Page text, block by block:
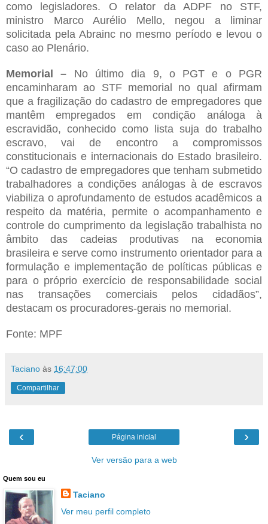
como legisladores. O relator da ADPF no STF,
ministro Marco Aurélio Mello, negou a liminar
solicitada pela Abrainc no mesmo período e levou o
caso ao Plenário.
Memorial – No último dia 9, o PGT e o PGR
encaminharam ao STF memorial no qual afirmam
que a fragilização do cadastro de empregadores que
mantêm empregados em condição análoga à
escravidão, conhecido como lista suja do trabalho
escravo, vai de encontro a compromissos
constitucionais e internacionais do Estado brasileiro.
“O cadastro de empregadores que tenham submetido
trabalhadores a condições análogas à de escravos
viabiliza o aprofundamento de estudos acadêmicos a
respeito da matéria, permite o acompanhamento e
controle do cumprimento da legislação trabalhista no
âmbito das cadeias produtivas na economia
brasileira e serve como instrumento orientador para a
formulação e implementação de políticas públicas e
para o próprio exercício de responsabilidade social
nas transações comerciais pelos cidadãos”,
destacam os procuradores-gerais no memorial.
Fonte: MPF
Taciano às 16:47:00
Compartilhar
‹ ›
Página inicial
Ver versão para a web
Quem sou eu
Taciano
Ver meu perfil completo